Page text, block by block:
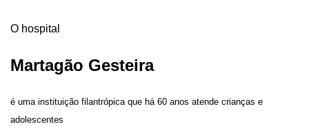
O hospital
Martagão Gesteira
é uma instituição filantrópica que há 60 anos atende crianças e
adolescentes